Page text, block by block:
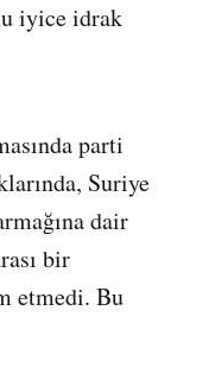
iyice idrak
parti
Suriye
dair
bir
etmedi. Bu